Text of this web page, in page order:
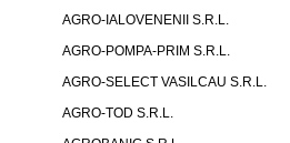
AGRO-IALOVENENII S.R.L.
AGRO-POMPA-PRIM S.R.L.
AGRO-SELECT VASILCAU S.R.L.
AGRO-TOD S.R.L.